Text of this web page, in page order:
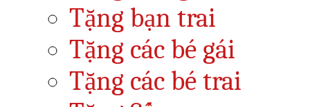
Tặng bạn trai
Tặng các bé gái
Tặng các bé trai